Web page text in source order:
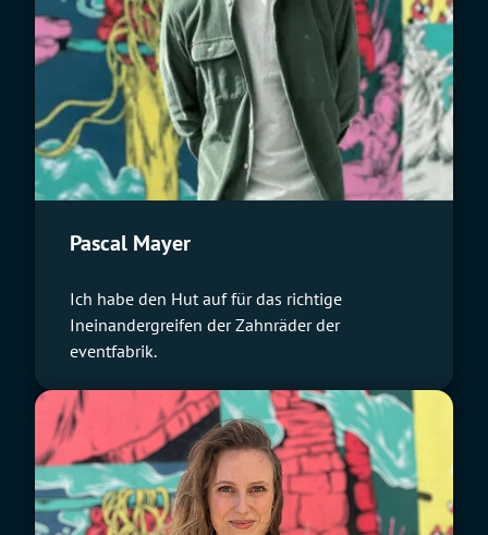
Pascal Mayer
Ich habe den Hut auf für das richtige
Ineinandergreifen der Zahnräder der
eventfabrik.